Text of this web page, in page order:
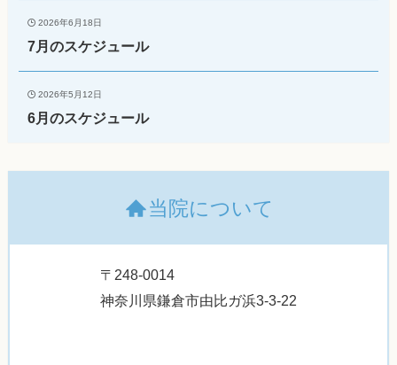
2026年6月18日
7月のスケジュール
2026年5月12日
6月のスケジュール
当院について
〒248-0014
神奈川県鎌倉市由比ガ浜3-3-22